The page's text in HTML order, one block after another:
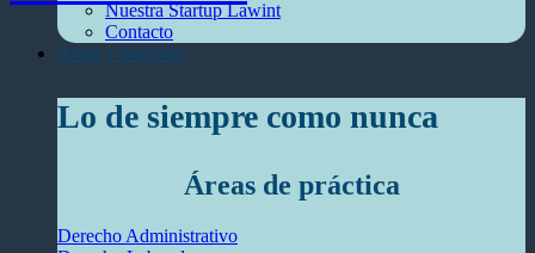
Nuestra Startup Lawint
Contacto
Áreas y Sectores
Lo de siempre como nunca
Áreas de práctica
Derecho Administrativo